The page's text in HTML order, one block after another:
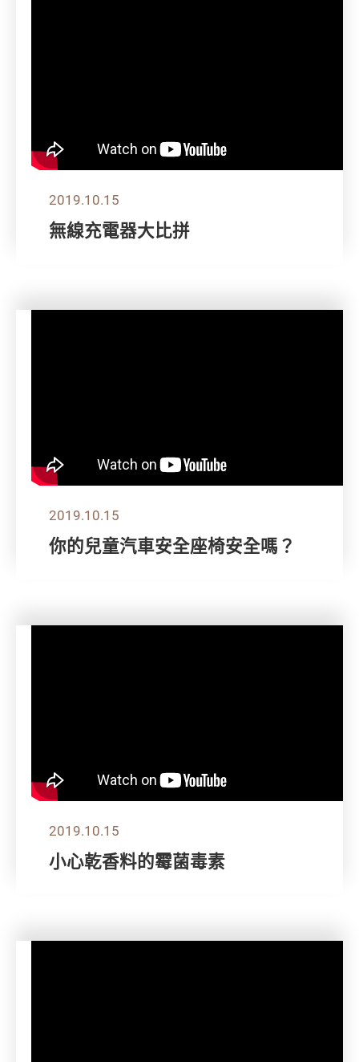
2019.10.15
無線充電器大比拼
2019.10.15
你的兒童汽車安全座椅安全嗎？
2019.10.15
小心乾香料的霉菌毒素